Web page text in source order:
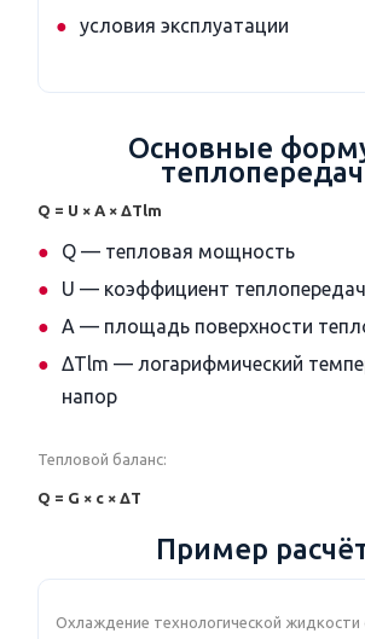
условия эксплуатации
Основные
Q = U × A × ΔTlm
Q — тепловая мощность
U — коэффициент
A — площадь поверхности
ΔTlm — логарифмический
напор
Тепловой баланс:
Q = G × c × ΔT
Пример
Охлаждение технологической жидкости